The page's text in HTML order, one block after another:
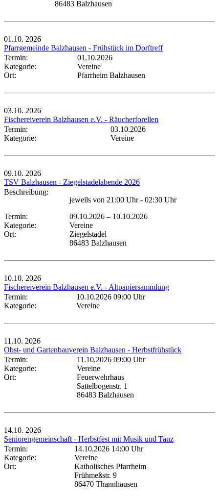
86483 Balzhausen
01.10. 2026
Pfarrgemeinde Balzhausen - Frühstück im Dorftreff
Termin:
01.10.2026
Kategorie:
Vereine
Ort:
Pfarrheim Balzhausen
03.10. 2026
Fischereiverein Balzhausen e.V. - Räucherforellen
Termin:
03.10.2026
Kategorie:
Vereine
09.10. 2026
TSV Balzhausen - Ziegelstadelabende 2026
Beschreibung:
jeweils von 21:00 Uhr - 02:30 Uhr
Termin:
09.10.2026 – 10.10.2026
Kategorie:
Vereine
Ort:
Ziegelstadel
86483 Balzhausen
10.10. 2026
Fischereiverein Balzhausen e.V. - Altpapiersammlung
Termin:
10.10.2026 09:00 Uhr
Kategorie:
Vereine
11.10. 2026
Obst- und Gartenbauverein Balzhausen - Herbstfrühstück
Termin:
11.10.2026 09:00 Uhr
Kategorie:
Vereine
Ort:
Feuerwehrhaus
Sattelbogenstr. 1
86483 Balzhausen
14.10. 2026
Seniorengemeinschaft - Herbstfest mit Musik und Tanz
Termin:
14.10.2026 14:00 Uhr
Kategorie:
Vereine
Ort:
Katholisches Pfarrheim
Frühmeßstr. 9
86470 Thannhausen